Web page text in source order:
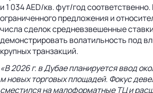
и 1 034 AED/кв. фут/год
ограниченного предложения и
числа сделок средневзвешенные
демонстрировать волатильность под
крупных транзакций.
«В 2026 г. в Дубае планируется ввод
м новых торговых площадей. Фокус
сместился на малоформатные ТЦ и